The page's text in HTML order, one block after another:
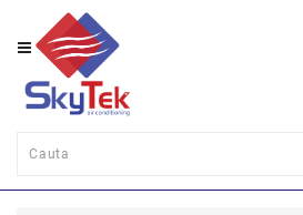
Category
Perete
Consola
Duct